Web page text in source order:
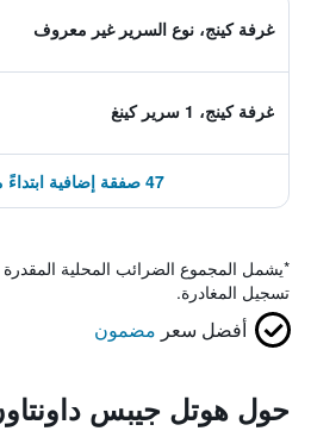
غرفة كينج، نوع السرير غير معروف
غرفة كينج، 1 سرير كينغ
47 صفقة إضافية ابتداءً من 229 ﷼
*يشمل المجموع الضرائب المحلية
تسجيل المغادرة.
أفضل سعر مضمون
حول هوتل جيبس